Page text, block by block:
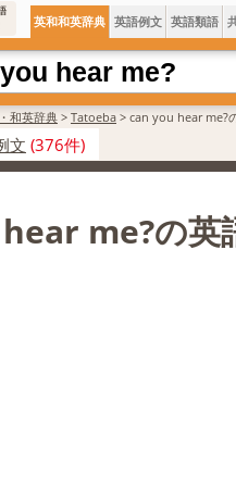
英和和英辞典 英語例文 英語類語
和英辞典 > Tatoeba > can you hear me?
文 (376件)
me?の英